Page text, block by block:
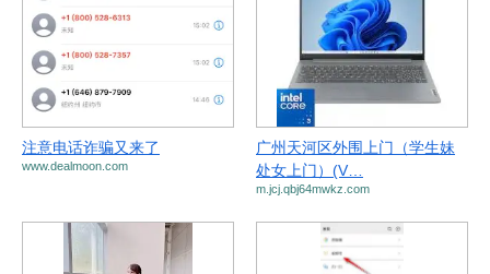
注意电话诈骗又来了
www.dealmoon.com
广州天河区外围上门（学生妹
处女上门）(V…
m.jcj.qbj64mwkz.com